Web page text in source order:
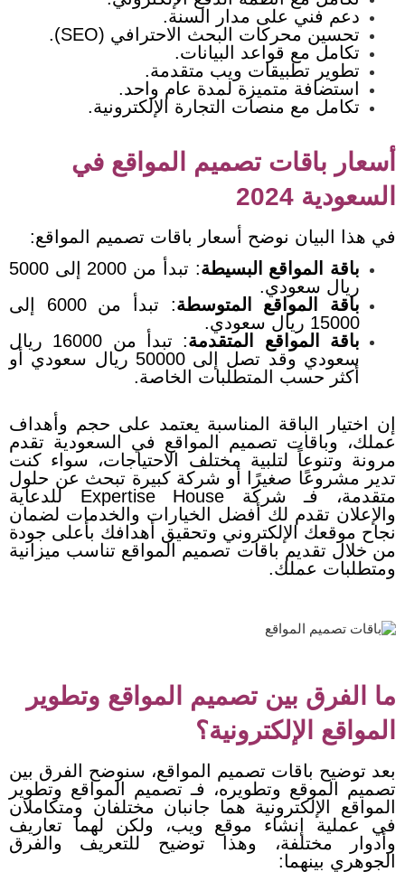
دعم فني على مدار السنة.
تحسين محركات البحث الاحترافي (SEO).
تكامل مع قواعد البيانات.
تطوير تطبيقات ويب متقدمة.
استضافة متميزة لمدة عام واحد.
تكامل مع منصات التجارة الإلكترونية.
أسعار باقات تصميم المواقع في
السعودية 2024
في هذا البيان نوضح أسعار باقات تصميم المواقع:
باقة المواقع البسيطة
: تبدأ من 2000 إلى 5000
ريال سعودي.
باقة المواقع المتوسطة
: تبدأ من 6000 إلى
15000 ريال سعودي.
باقة المواقع المتقدمة
: تبدأ من 16000 ريال
سعودي وقد تصل إلى 50000 ريال سعودي أو
أكثر حسب المتطلبات الخاصة.
إن اختيار الباقة المناسبة يعتمد على حجم وأهداف
عملك، وباقات تصميم المواقع في السعودية تقدم
مرونة وتنوعاً لتلبية مختلف الاحتياجات، سواء كنت
تدير مشروعًا صغيرًا أو شركة كبيرة تبحث عن حلول
متقدمة، فـ شركة Expertise House للدعاية
والإعلان تقدم لك أفضل الخيارات والخدمات لضمان
نجاح موقعك الإلكتروني وتحقيق أهدافك بأعلى جودة
من خلال تقديم باقات تصميم المواقع تناسب ميزانية
ومتطلبات عملك.
ما الفرق بين تصميم المواقع وتطوير
المواقع الإلكترونية؟
بعد توضيح باقات تصميم المواقع، سنوضح الفرق بين
تصميم الموقع وتطويره، فـ تصميم المواقع وتطوير
المواقع الإلكترونية هما جانبان مختلفان ومتكاملان
في عملية إنشاء موقع ويب، ولكن لهما تعاريف
وأدوار مختلفة، وهذا توضيح للتعريف والفرق
الجوهري بينهما: